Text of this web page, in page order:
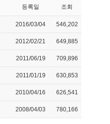
등록일 조회
2016/03/04 546,202
2012/02/21 649,885
2011/06/19 709,896
2011/01/19 630,853
2010/04/16 626,541
2008/04/03 780,166